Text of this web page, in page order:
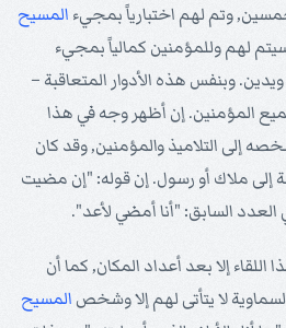
وتم لهم اختبارياً بمجيء المسيح
لهم وللمؤمنين كمالياً بمجيء
وبنفس هذه الأدوار المتعاقبة –
المؤمنين. إن أظهر وجه في هذا
إلى التلاميذ والمؤمنين, وقد كان
إلى ملاك أو رسول. إن قوله: "إن مضيت
السابق: "أنا أمضي لأعد".
إلا بعد أعداد المكان, كما أن
لا يتأتى لهم إلا وشخص المسيح